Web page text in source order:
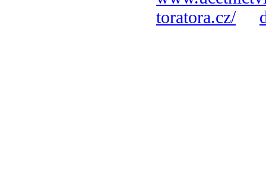
toratora.cz/